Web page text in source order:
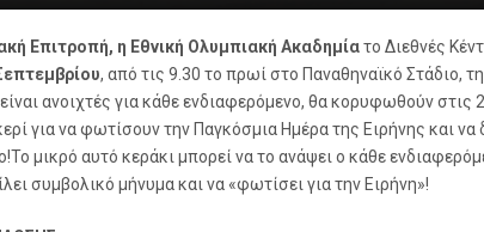
Επιτροπή, η Εθνική Ολυμπιακή Ακαδημίατο Διεθνές
, από τις 9.30 το πρωί στο Παναθηναϊκό Στάδιο,
ανοιχτές για κάθε ενδιαφερόμενο, θα κορυφωθούν στις
για να φωτίσουν την Παγκόσμια Ημέρα της Ειρήνης και
μικρό αυτό κεράκι μπορεί να το ανάψει ο κάθε
συμβολικό μήνυμα και να «φωτίσει για την Ειρήνη»!